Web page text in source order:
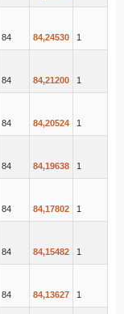
84 84,24530 1
84 84,21200 1
84 84,20524 1
84 84,19638 1
84 84,17802 1
84 84,15482 1
84 84,13627 1